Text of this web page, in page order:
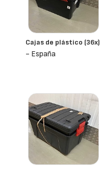
Cajas de plástico (36x)
- España